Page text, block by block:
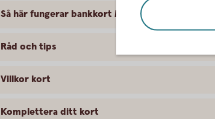
Så här fungerar bankkort Maestro
Råd och tips
Villkor kort
Komplettera ditt kort